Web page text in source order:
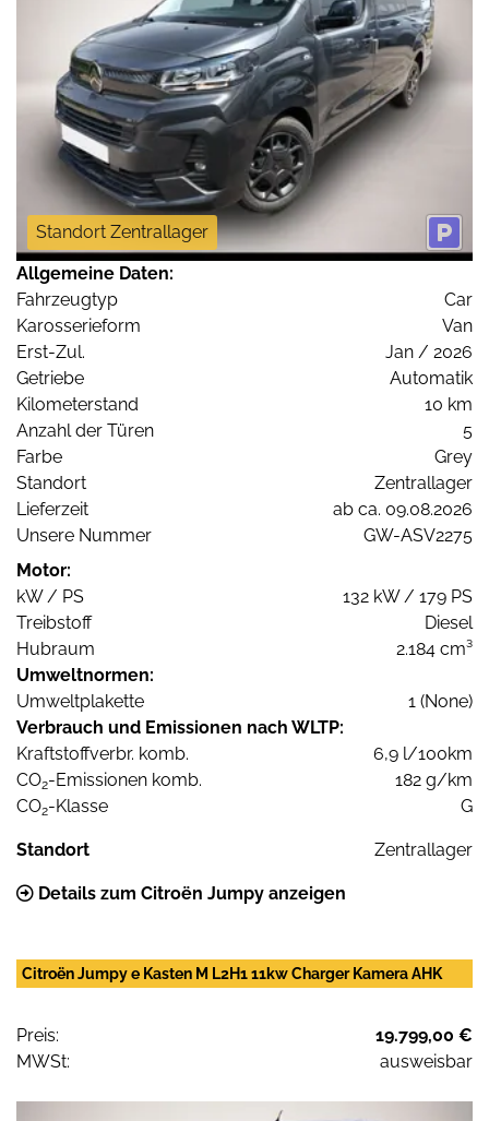
Standort Zentrallager
Allgemeine Daten:
Fahrzeugtyp
Car
Karosserieform
Van
Erst-Zul.
Jan / 2026
Getriebe
Automatik
Kilometerstand
10 km
Anzahl der Türen
5
Farbe
Grey
Standort
Zentrallager
Lieferzeit
ab ca. 09.08.2026
Unsere Nummer
GW-ASV2275
Motor:
kW / PS
132 kW / 179 PS
Treibstoff
Diesel
Hubraum
2.184 cm³
Umweltnormen:
Umweltplakette
1 (None)
Verbrauch und Emissionen nach WLTP:
Kraftstoffverbr. komb.
6,9 l/100km
CO2-Emissionen komb.
182 g/km
CO2-Klasse G
Standort Zentrallager
Details zum Citroën Jumpy anzeigen
Citroën Jumpy e Kasten M L2H1 11kw Charger Kamera AHK
Preis:
19.799,00 €
MWSt:
ausweisbar